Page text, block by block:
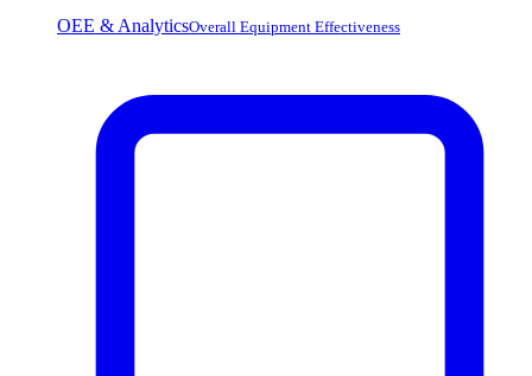
OEE & AnalyticsOverall Equipment Effectiveness